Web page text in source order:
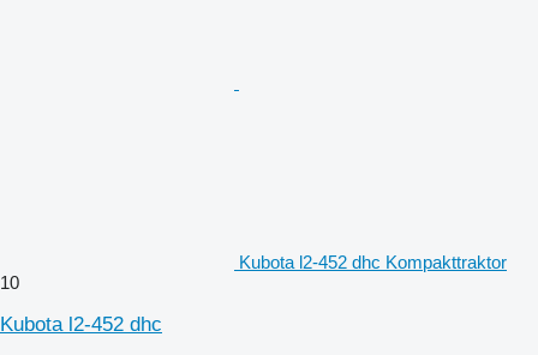
Kubota l2-452 dhc Kompakttraktor
10
Kubota l2-452 dhc